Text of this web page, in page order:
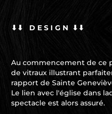
⬇⬇ D E S I G N ⬇⬇
Au commencement de ce
de vitraux illustrant
rapport de Sainte
Le lien avec l'église dans
spectacle est alors assuré.